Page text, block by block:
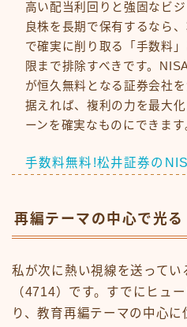
高い配当利回りと強固なビ
良株を長期で保有するなら
で確実に削り取る「手数料
限まで排除すべきです。
が恒久無料となる証券会社
据えれば、複利の力を最大
ーンを確実なものにできます
手数料無料!松井証券の
再編テーマの中心で光る
私が次に熱い視線を送ってい
（4714）です。すでにヒュ
り、教育再編テーマの中心に